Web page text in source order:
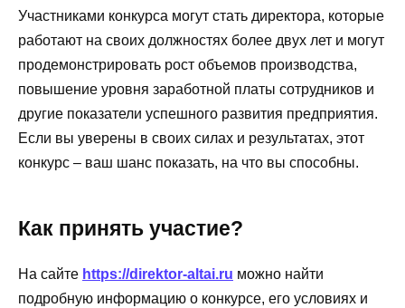
Участниками конкурса могут стать директора, которые
работают на своих должностях более двух лет и могут
продемонстрировать рост объемов производства,
повышение уровня заработной платы сотрудников и
другие показатели успешного развития предприятия.
Если вы уверены в своих силах и результатах, этот
конкурс – ваш шанс показать, на что вы способны.
Как принять участие?
На сайте https://direktor-altai.ru можно найти
подробную информацию о конкурсе, его условиях и